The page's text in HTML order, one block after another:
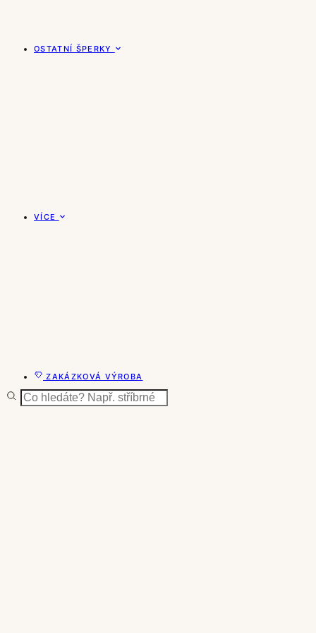
OSTATNÍ ŠPERKY
VÍCE
ZAKÁZKOVÁ VÝROBA